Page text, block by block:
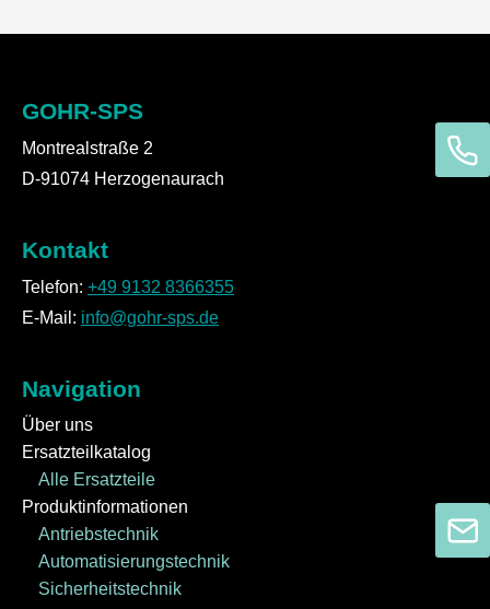
GOHR-SPS
Montrealstraße 2
D-91074 Herzogenaurach
Kontakt
Telefon: +49 9132 8366355
E-Mail: info@gohr-sps.de
Navigation
Über uns
Ersatzteilkatalog
Alle Ersatzteile
Produktinformationen
Antriebstechnik
Automatisierungstechnik
Sicherheitstechnik